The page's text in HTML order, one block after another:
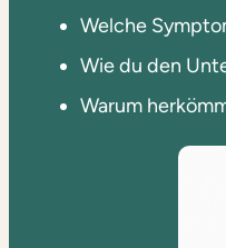
Welche
Wie du den
Warum